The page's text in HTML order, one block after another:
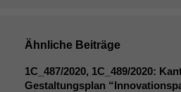
Ähnliche Beiträge
1C_487/2020, 1C_489/2020:
Gestaltungsplan